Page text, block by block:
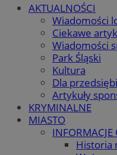
AKTUALNOŚCI
Wiadomości
Ciekawe
Wiadomości
Park Śląski
Kultura
Dla
Artykuły
KRYMINALNE
MIASTO
INFORMACJE
Historia